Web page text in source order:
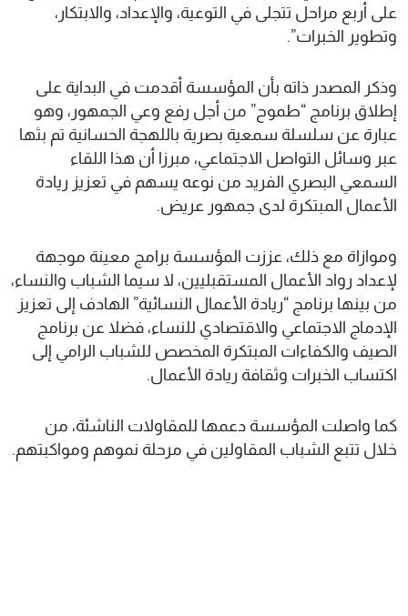
على أربع مراحل تتجلى في التوعية، والإعداد، والابتكار،
وتطوير الخبرات”.
وذكر المصدر ذاته بأن المؤسسة أقدمت في البداية على
إطلاق برنامج “طموح” من أجل رفع وعي الجمهور، وهو
عبارة عن سلسلة سمعية بصرية باللهجة الحسانية تم بثها
عبر وسائل التواصل الاجتماعي، مبرزا أن هذا اللقاء
السمعي البصري الفريد من نوعه يسهم في تعزيز ريادة
الأعمال المبتكرة لدى جمهور عريض.
وموازاة مع ذلك، عززت المؤسسة برامج معينة موجهة
لإعداد رواد الأعمال المستقبليين، لا سيما الشباب والنساء،
من بينها برنامج “ريادة الأعمال النسائية” الهادف إلى تعزيز
الإدماج الاجتماعي والاقتصادي للنساء، فضلا عن برنامج
الصيف والكفاءات المبتكرة المخصص للشباب الرامي إلى
اكتساب الخبرات وثقافة ريادة الأعمال.
كما واصلت المؤسسة دعمها للمقاولات الناشئة، من
خلال تتبع الشباب المقاولين في مرحلة نموهم ومواكبتهم.